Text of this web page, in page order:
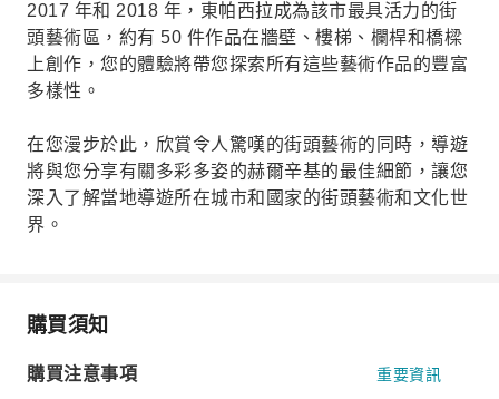
2017 年和 2018 年，東帕西拉成為該市最具活力的街
頭藝術區，約有 50 件作品在牆壁、樓梯、欄桿和橋樑
上創作，您的體驗將帶您探索所有這些藝術作品的豐富
多樣性。
在您漫步於此，欣賞令人驚嘆的街頭藝術的同時，導遊
將與您分享有關多彩多姿的赫爾辛基的最佳細節，讓您
深入了解當地導遊所在城市和國家的街頭藝術和文化世
界。
購買須知
購買注意事項 重要資訊